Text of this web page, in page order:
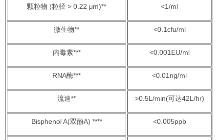
颗粒物 (粒径 > 0.22 μm)** <1/ml
微生物** <0.1cfu/ml
内毒素*** <0.001EU/ml
RNA酶*** <0.01ng/ml
流速** >0.5L/min(可达42L/hr)
Bisphenol A(双酚A) **** <0.005ppb